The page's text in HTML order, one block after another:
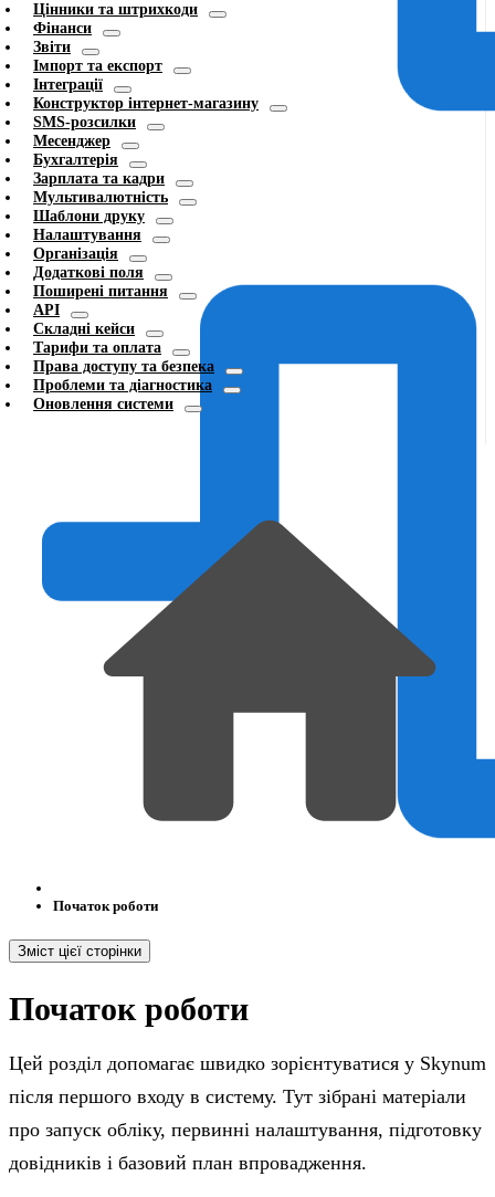
Цінники та штрихкоди
Фінанси
Звіти
Імпорт та експорт
Інтеграції
Конструктор інтернет-магазину
SMS-розсилки
Месенджер
Бухгалтерія
Зарплата та кадри
Мультивалютність
Шаблони друку
Налаштування
Організація
Додаткові поля
Поширені питання
API
Складні кейси
Тарифи та оплата
Права доступу та безпека
Проблеми та діагностика
Оновлення системи
Початок роботи
Зміст цієї сторінки
Початок роботи
Цей розділ допомагає швидко зорієнтуватися у Skynum
після першого входу в систему. Тут зібрані матеріали
про запуск обліку, первинні налаштування, підготовку
довідників і базовий план впровадження.